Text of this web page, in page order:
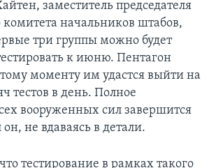
заместитель председателя
начальников штабов,
три группы можно будет
к июню. Пентагон
моменту им удастся выйти на
тестов в день. Полное
вооруженных сил завершится
он, не вдаваясь в детали.
тестирование в рамках такого